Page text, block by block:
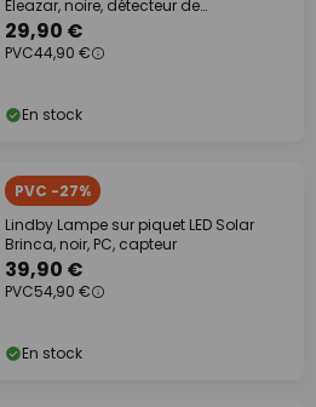
Eleazar, noire, détecteur de
mouvement, à
29,90 €
PVC44,90 €
En stock
PVC -27%
Lindby Lampe sur piquet LED Solar
Brinca, noir, PC, capteur
39,90 €
PVC54,90 €
En stock